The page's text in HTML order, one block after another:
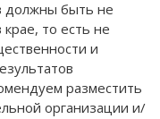
должны быть не
то есть не
и
разместить
организации и/